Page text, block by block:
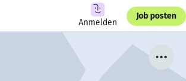
Anmelden
Job posten